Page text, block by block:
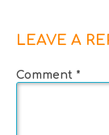
LEAVE A
Comment *